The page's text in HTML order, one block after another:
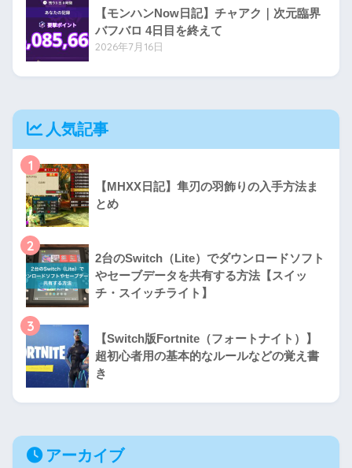
【モンハンNow日記】チャアク｜次元臨界
バフバロ 4日目を終えて
2026年7月16日
人気記事
1
【MHXX日記】隼刃の羽飾りの入手方法ま
とめ
2
2台のSwitch（Lite）でダウンロードソフト
やセーブデータを共有する方法【スイッ
チ・スイッチライト】
3
【Switch版Fortnite（フォートナイト）】
超初心者用の基本的なルールなどの覚え書
き
アーカイブ